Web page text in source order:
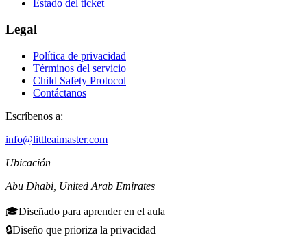
Estado del ticket
Legal
Política de privacidad
Términos del servicio
Child Safety Protocol
Contáctanos
Escríbenos a:
info@littleaimaster.com
Ubicación
Abu Dhabi United Arab Emirates
🎓Diseñado para aprender en el aula
🔒Diseño que prioriza la privacidad